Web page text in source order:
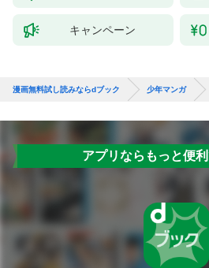
キャンペーン
漫画無料試し読みならdブック 少年マンガ
アプリならもっと便利